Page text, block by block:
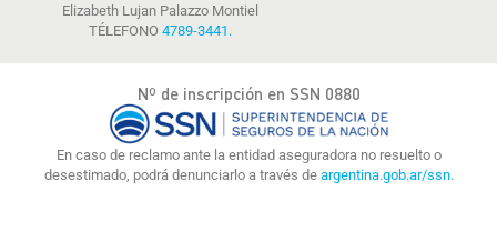
Elizabeth Lujan Palazzo Montiel
TÉLEFONO 4789-3441 .
Nº de inscripción en SSN 0880
En caso de reclamo ante la entidad aseguradora no resuelto o
desestimado, podrá denunciarlo a través de argentina.gob.ar/ssn.